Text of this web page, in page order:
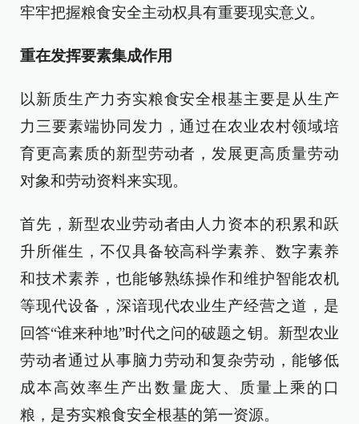
牢牢把握粮食安全主动权具有重要现实意义。
重在发挥要素集成作用
以新质生产力夯实粮食安全根基主要是从生产
力三要素端协同发力，通过在农业农村领域培
育更高素质的新型劳动者，发展更高质量劳动
对象和劳动资料来实现。
首先，新型农业劳动者由人力资本的积累和跃
升所催生，不仅具备较高科学素养、数字素养
和技术素养，也能够熟练操作和维护智能农机
等现代设备，深谙现代农业生产经营之道，是
回答“谁来种地”时代之问的破题之钥。新型农业
劳动者通过从事脑力劳动和复杂劳动，能够低
成本高效率生产出数量庞大、质量上乘的口
粮，是夯实粮食安全根基的第一资源。